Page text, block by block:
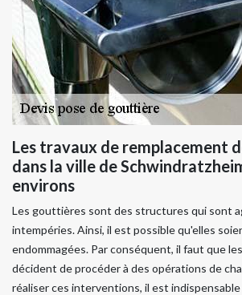
Les travaux de remplacement
dans la ville de
environs
Les gouttières sont des structures qui sont
intempéries. Ainsi, il est possible qu'elles
endommagées. Par conséquent, il faut que
décident de procéder à des opérations de
réaliser ces interventions, il est